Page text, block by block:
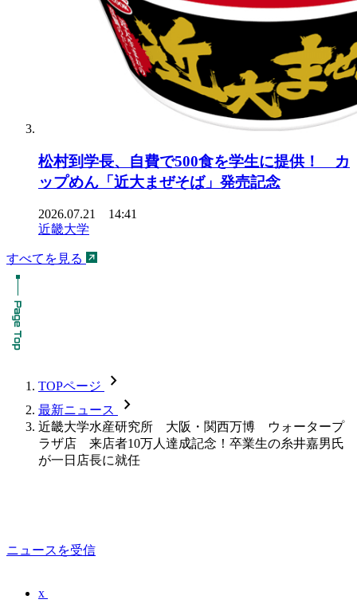
松村到学長、自費で500食を学生に提供！ カ
ップめん「近大まぜそば」発売記念
2026.07.21 14:41
近畿大学
すべてを見る
TOPページ chevron_forward
最新ニュース chevron_forward
近畿大学水産研究所 大阪・関西万博 ウォータープ
ラザ店 来店者10万人達成記念！卒業生の糸井嘉男氏
が一日店長に就任
ニュースを受信
x